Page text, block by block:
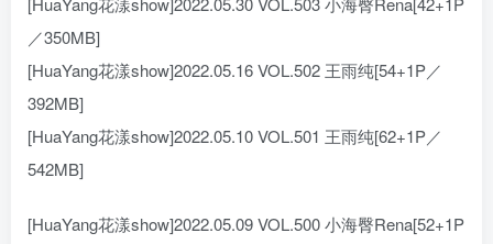
／350MB]
[HuaYang花漾show]2022.05.16 VOL.502 王雨纯[54+1P／
392MB]
[HuaYang花漾show]2022.05.10 VOL.501 王雨纯[62+1P／
542MB]
[HuaYang花漾show]2022.05.09 VOL.500 小海臀Rena[52+1P